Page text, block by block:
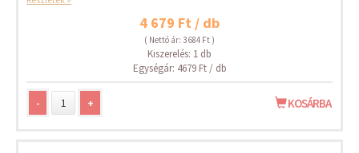
4 679 Ft / db
( Nettó ár: 3 684 Ft )
Kiszerelés: 1 db
Egységár: 4679 Ft / db
- + KOSÁRBA